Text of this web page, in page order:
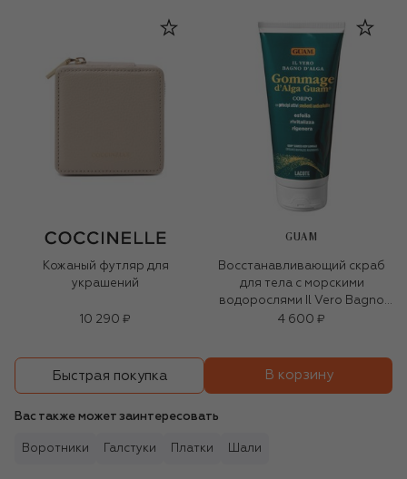
Кожаный футляр для
украшений
10 290 ₽
GUAM
Восстанавливающий скраб
для тела с морскими
водорослями Il Vero Bagno
D`Alga (200ml)
4 600 ₽
Быстрая покупка В корзину
Вас также может заинтересовать
Воротники Галстуки Платки Шали